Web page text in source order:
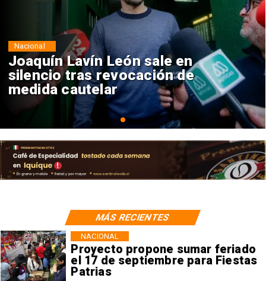
Chile y Venezuela formalizan
reinicio de relaciones
consulares
Nacional
Proyecto propone sumar feriado
el 17 de septiembre para Fiestas
Patrias
NACIONAL
MÁS RECIENTES